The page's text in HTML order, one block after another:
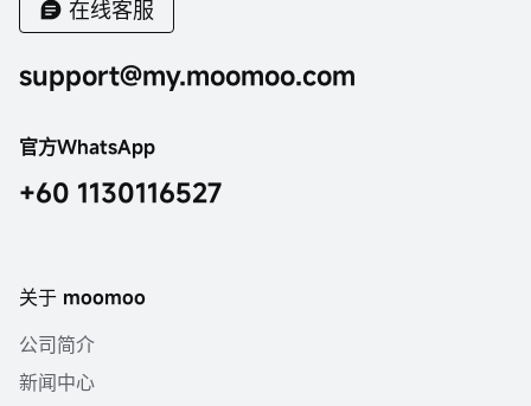
在线客服
support@my.moomoo.com
官方WhatsApp
+60 1130116527
关于 moomoo
公司简介
新闻中心